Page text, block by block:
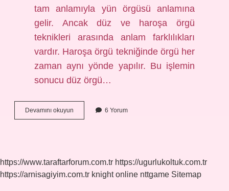
tam anlamıyla yün örgüsü anlamına
gelir. Ancak düz ve haroşa örgü
teknikleri arasında anlam farklılıkları
vardır. Haroşa örgü tekniğinde örgü her
zaman aynı yönde yapılır. Bu işlemin
sonucu düz örgü…
Devamını okuyun
Örgü
6 Yorum
https://www.taraftarforum.com.tr https://ugurlukoltuk.com.tr
https://arnisagiyim.com.tr knight online nttgame Sitemap